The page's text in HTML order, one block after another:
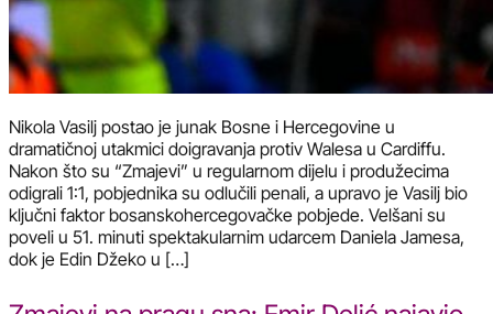
Nikola Vasilj postao je junak Bosne i Hercegovine u
dramatičnoj utakmici doigravanja protiv Walesa u Cardiffu.
Nakon što su “Zmajevi” u regularnom dijelu i produžecima
odigrali 1:1, pobjednika su odlučili penali, a upravo je Vasilj bio
ključni faktor bosanskohercegovačke pobjede. Velšani su
poveli u 51. minuti spektakularnim udarcem Daniela Jamesa,
dok je Edin Džeko u […]